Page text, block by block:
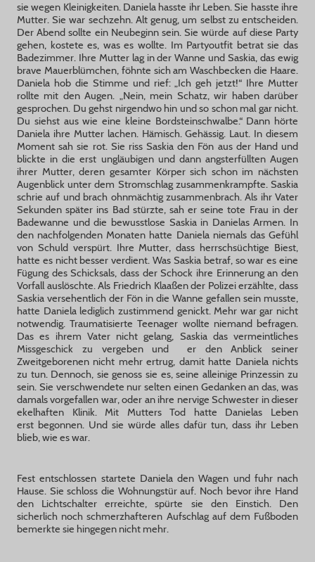
sie wegen Kleinigkeiten. Daniela hasste ihr Leben. Sie hasste ihre
Mutter. Sie war sechzehn. Alt genug, um selbst zu entscheiden.
Der Abend sollte ein Neubeginn sein. Sie würde auf diese Party
gehen, kostete es, was es wollte. Im Partyoutfit betrat sie das
Badezimmer. Ihre Mutter lag in der Wanne und Saskia, das ewig
brave Mauerblümchen, föhnte sich am Waschbecken die Haare.
Daniela hob die Stimme und rief: „Ich geh jetzt!“ Ihre Mutter
rollte mit den Augen. „Nein, mein Schatz, wir haben darüber
gesprochen. Du gehst nirgendwo hin und so schon mal gar nicht.
Du siehst aus wie eine kleine Bordsteinschwalbe.“ Dann hörte
Daniela ihre Mutter lachen. Hämisch. Gehässig. Laut. In diesem
Moment sah sie rot. Sie riss Saskia den Fön aus der Hand und
blickte in die erst ungläubigen und dann angsterfüllten Augen
ihrer Mutter, deren gesamter Körper sich schon im nächsten
Augenblick unter dem Stromschlag zusammenkrampfte. Saskia
schrie auf und brach ohnmächtig zusammenbrach. Als ihr Vater
Sekunden später ins Bad stürzte, sah er seine tote Frau in der
Badewanne und die bewusstlose Saskia in Danielas Armen. In
den nachfolgenden Monaten hatte Daniela niemals das Gefühl
von Schuld verspürt. Ihre Mutter, dass herrschsüchtige Biest,
hatte es nicht besser verdient. Was Saskia betraf, so war es eine
Fügung des Schicksals, dass der Schock ihre Erinnerung an den
Vorfall auslöschte. Als Friedrich Klaaßen der Polizei erzählte, dass
Saskia versehentlich der Fön in die Wanne gefallen sein musste,
hatte Daniela lediglich zustimmend genickt. Mehr war gar nicht
notwendig. Traumatisierte Teenager wollte niemand befragen.
Das es ihrem Vater nicht gelang, Saskia das vermeintliches
Missgeschick zu vergeben und er den Anblick seiner
Zweitgeborenen nicht mehr ertrug, damit hatte Daniela nichts
zu tun. Dennoch, sie genoss sie es, seine alleinige Prinzessin zu
sein. Sie verschwendete nur selten einen Gedanken an das, was
damals vorgefallen war, oder an ihre nervige Schwester in dieser
ekelhaften Klinik. Mit Mutters Tod hatte Danielas Leben
erst begonnen. Und sie würde alles dafür tun, dass ihr Leben
blieb, wie es war.
Fest entschlossen startete Daniela den Wagen und fuhr nach
Hause. Sie schloss die Wohnungstür auf. Noch bevor ihre Hand
den Lichtschalter erreichte, spürte sie den Einstich. Den
sicherlich noch schmerzhafteren Aufschlag auf dem Fußboden
bemerkte sie hingegen nicht mehr.